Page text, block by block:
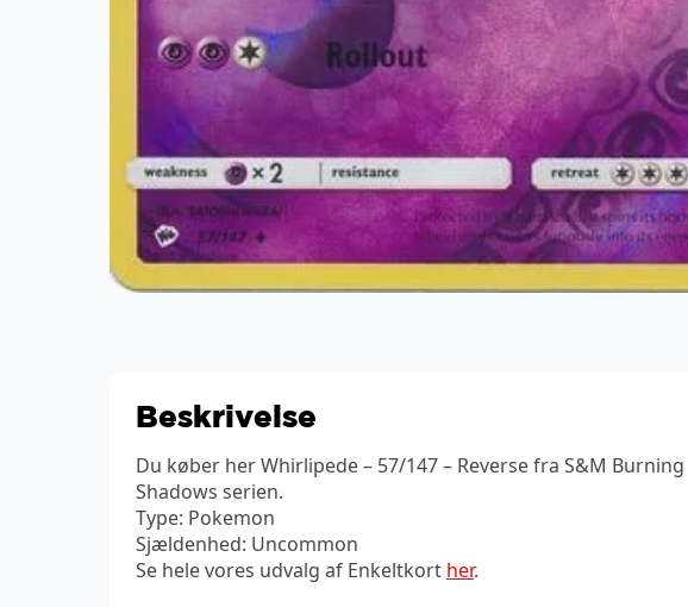
Beskrivelse
Du køber her Whirlipede – 57/147 – Reverse fra S&M Burning
Shadows serien.
Type: Pokemon
Sjældenhed: Uncommon
Se hele vores udvalg af Enkeltkort her.